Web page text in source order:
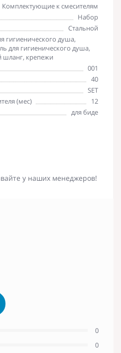
Комплектующие к смесителям
Набор
Стальной
гигиенического душа,
для гигиенического душа,
шланг, крепежи
001
40
SET
(мес)
12
для биде
у наших менеджеров!
0
0